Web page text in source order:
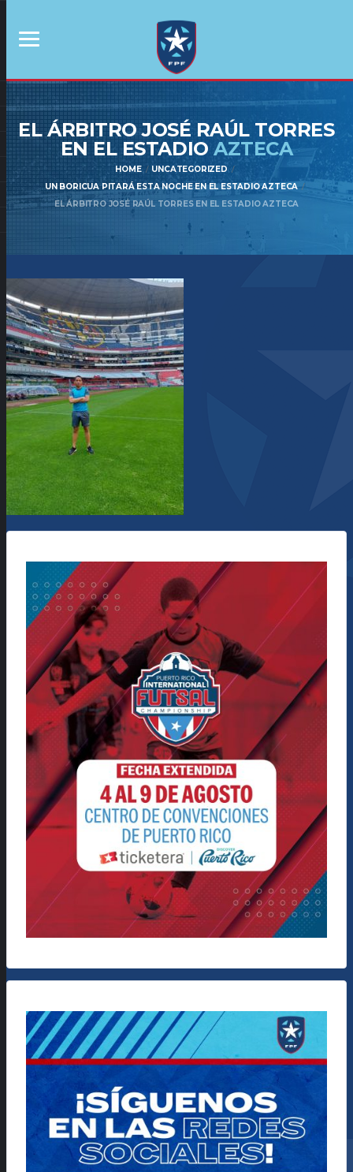
EL ÁRBITRO JOSÉ RAÚL TORRES
EN EL ESTADIOAZTECA
HOME
UNCATEGORIZED
UN BORICUA PITARÁ ESTA NOCHE EN EL ESTADIO AZTECA
EL ÁRBITRO JOSÉ RAÚL TORRES EN EL ESTADIO AZTECA